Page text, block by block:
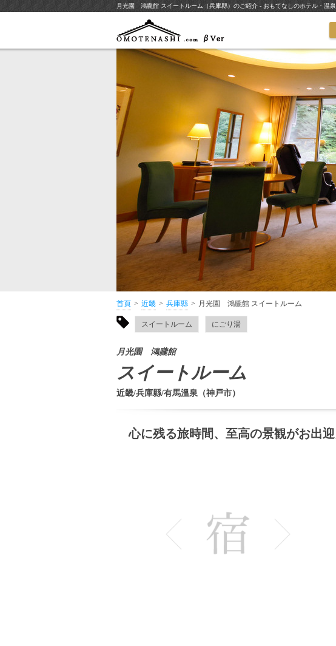
月光園 鴻朧館 スイートルーム（兵庫縣）のご紹介 - おもてなしのホテル・温泉
首頁 近畿 兵庫縣 月光園 鴻朧館 スイートルーム
スイートルーム にごり湯
月光園 鴻朧館
スイートルーム
近畿/兵庫縣/有馬溫泉（神戸市）
心に残る旅時間、至高の景観がお出迎